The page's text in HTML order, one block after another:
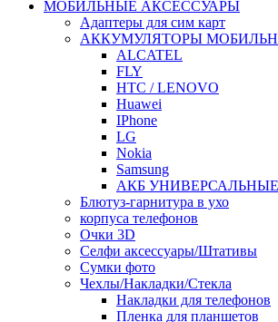
МОБИЛЬНЫЕ АКСЕССУАРЫ
Адаптеры для сим карт
АККУМУЛЯТОРЫ
ALCATEL
FLY
HTC / LENOVO
Huawei
IPhone
LG
Nokia
Samsung
АКБ УНИВЕРСАЛЬНЫЕ
Блютуз-гарнитура в ухо
корпуса телефонов
Очки 3D
Селфи аксессуары/Штативы
Сумки фото
Чехлы/Накладки/Стекла
Накладки для телефонов
Пленка для планшетов